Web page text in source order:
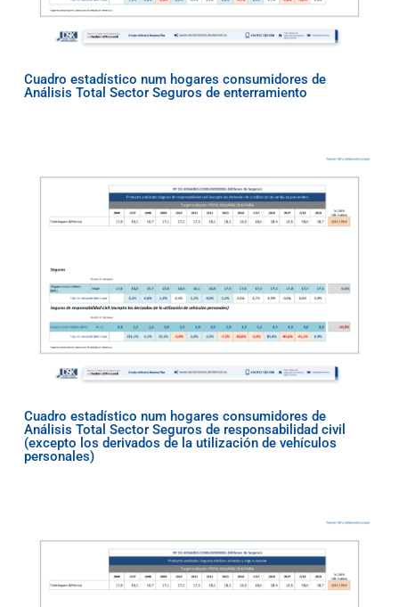
Cuadro estadístico num hogares consumidores de
Análisis Total Sector Seguros de enterramiento
Cuadro estadístico num hogares consumidores de
Análisis Total Sector Seguros de responsabilidad civil
(excepto los derivados de la utilización de vehículos
personales)